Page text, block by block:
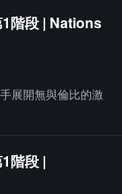
階段 | Nations
展開無與倫比的激
階段 |